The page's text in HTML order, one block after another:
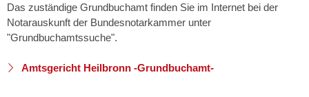
Das zuständige Grundbuchamt finden Sie im Internet bei der
Notarauskunft der Bundesnotarkammer unter
"Grundbuchamtssuche".
Amtsgericht Heilbronn -Grundbuchamt-